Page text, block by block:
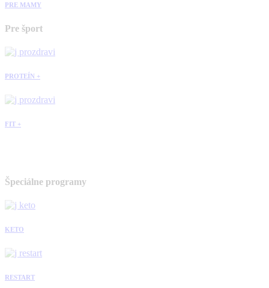
PRE MAMY
Pre šport
PROTEÍN +
FIT +
Špeciálne programy
KETO
RESTART